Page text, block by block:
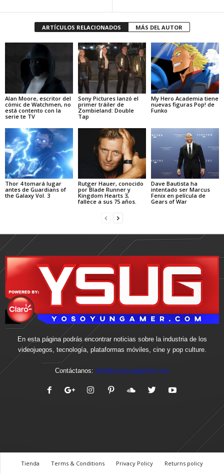
ARTÍCULOS RELACIONADOS MÁS DEL AUTOR
Alan Moore, escritor del
cómic de Watchmen, no
está contento con la
serie te TV
Sony Pictures lanzó el
primer tráiler de
Zombieland: Double
Tap
My Hero Academia tiene
nuevas figuras Pop! de
Funko
Thor 4 tomará lugar
antes de Guardians of
the Galaxy Vol. 3
Rutger Hauer, conocido
por Blade Runner y
Kingdom Hearts 3,
fallece a sus 75 años.
Dave Bautista ha
intentado ser Marcus
Fenix en película de
Gears of War
En esta página podrás encontrar noticias sobre la industria de los
videojuegos, tecnología, plataformas móviles, cine y pop culture.
Contáctanos: info@yosoyungamer.com
Tienda Terms & Conditions Privacy Policy Returns policy